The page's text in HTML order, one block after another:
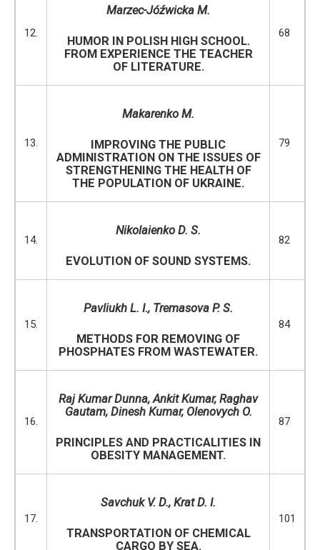
12.
Marzec-Jóźwicka M.
HUMOR IN POLISH HIGH SCHOOL.
FROM EXPERIENCE THE TEACHER
OF LITERATURE.
68
13.
Makarenko M.
IMPROVING THE PUBLIC
ADMINISTRATION ON THE ISSUES OF
STRENGTHENING THE HEALTH OF
THE POPULATION OF UKRAINE.
79
14.
Nikolaienko D. S.
EVOLUTION OF SOUND SYSTEMS.
82
15.
Pavliukh L. I., Tremasova P. S.
METHODS FOR REMOVING OF
PHOSPHATES FROM WASTEWATER.
84
16.
Raj Kumar Dunna, Ankit Kumar, Raghav
Gautam, Dinesh Kumar, Olenovych O.
PRINCIPLES AND PRACTICALITIES IN
OBESITY MANAGEMENT.
87
17.
SavchukV. D., Krat D. I.
TRANSPORTATION OF CHEMICAL
CARGO BY SEA.
101